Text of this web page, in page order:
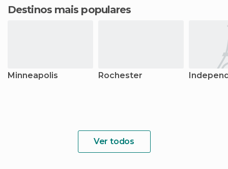
Destinos mais populares
Minneapolis Rochester
Ver todos